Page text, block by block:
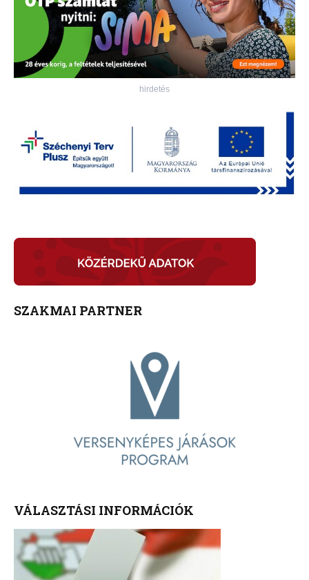
hirdetés
SZAKMAI PARTNER
VÁLASZTÁSI INFORMÁCIÓK